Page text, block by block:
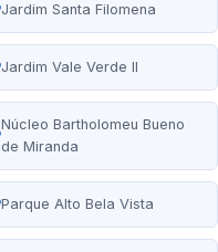
Jardim Santa Filomena
Jardim Vale Verde II
Núcleo Bartholomeu Bueno
de Miranda
Parque Alto Bela Vista